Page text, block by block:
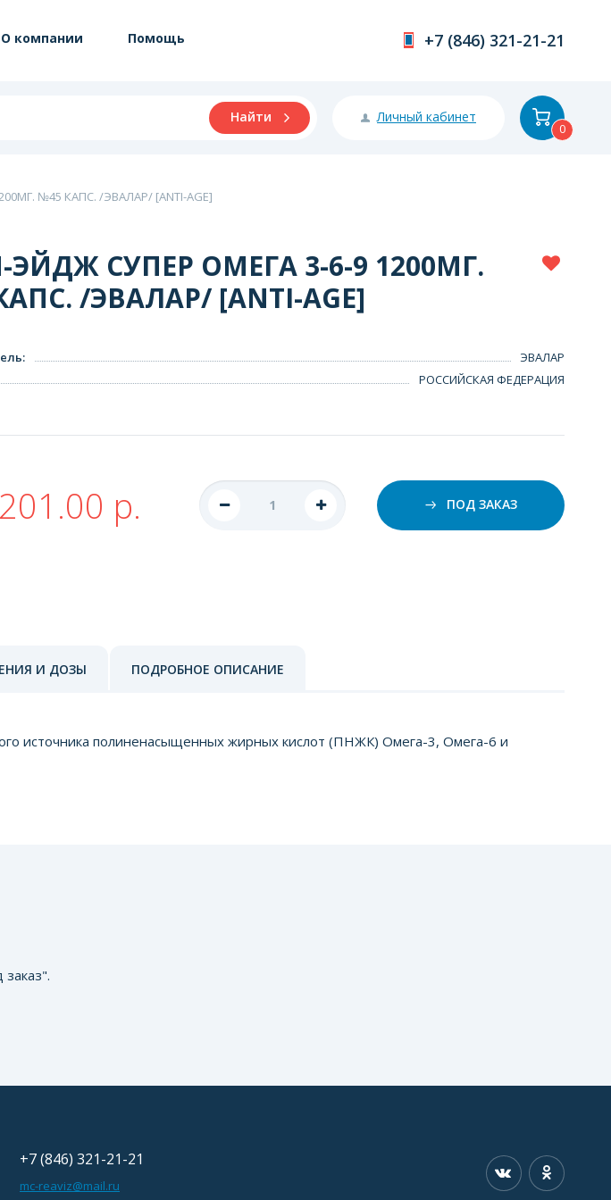
О компании Помощь +7 (846) 321-21-21
Найти Личный кабинет
0
№45 КАПС. /ЭВАЛАР/ [ANTI-AGE]
СУПЕР ОМЕГА 3-6-9 1200МГ.
/ЭВАЛАР/ [ANTI-AGE]
:
ЭВАЛАР
РОССИЙСКАЯ ФЕДЕРАЦИЯ
р. ПОД ЗАКАЗ
И ДОЗЫ ПОДРОБНОЕ ОПИСАНИЕ
источника полиненасыщенных жирных кислот (ПНЖК) Омега-3, Омега-6 и
+7 (846) 321-21-21
mc-reaviz@mail.ru